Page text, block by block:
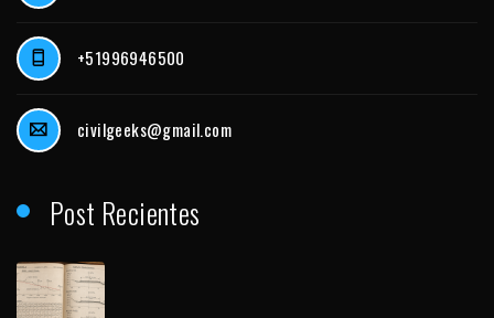
+51996946500
civilgeeks@gmail.com
Post Recientes